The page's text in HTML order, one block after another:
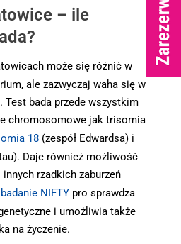
– ile
może się różnić w
ale zazwyczaj waha się w
Test bada przede wszystkim
chromosomowe jak trisomia
18 (zespół Edwardsa) i
Daje również możliwość
rzadkich zaburzeń
badanie NIFTY pro sprawdza
i umożliwia także
na życzenie.